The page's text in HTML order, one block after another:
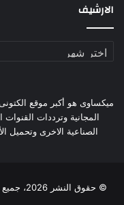
الارشيف
الارشيف
ميكساوى هو أكبر موقع
المجانية وترددات
الصناعية الاخرى وتحميل
© حقوق النشر 2026، جميع الحقوق محفوظة |